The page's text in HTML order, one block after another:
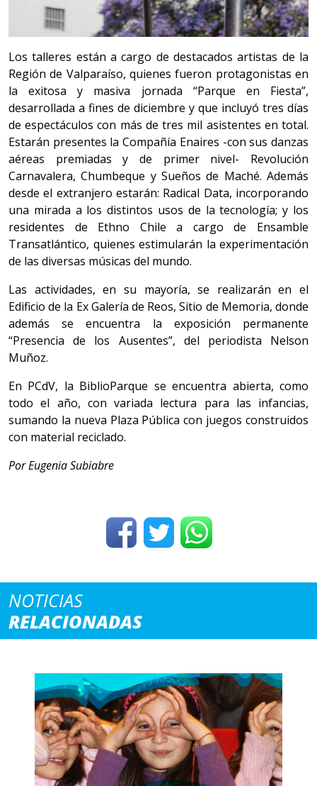
Los talleres están a cargo de destacados artistas de la
Región de Valparaíso, quienes fueron protagonistas en
la exitosa y masiva jornada “Parque en Fiesta”,
desarrollada a fines de diciembre y que incluyó tres días
de espectáculos con más de tres mil asistentes en total.
Estarán presentes la Compañía Enaires -con sus danzas
aéreas premiadas y de primer nivel- Revolución
Carnavalera, Chumbeque y Sueños de Maché. Además
desde el extranjero estarán: Radical Data, incorporando
una mirada a los distintos usos de la tecnología; y los
residentes de Ethno Chile a cargo de Ensamble
Transatlántico, quienes estimularán la experimentación
de las diversas músicas del mundo.
Las actividades, en su mayoría, se realizarán en el
Edificio de la Ex Galería de Reos, Sitio de Memoria, donde
además se encuentra la exposición permanente
“Presencia de los Ausentes”, del periodista Nelson
Muñoz.
En PCdV, la BiblioParque se encuentra abierta, como
todo el año, con variada lectura para las infancias,
sumando la nueva Plaza Pública con juegos construidos
con material reciclado.
Por Eugenia Subiabre
NOTICIAS
RELACIONADAS